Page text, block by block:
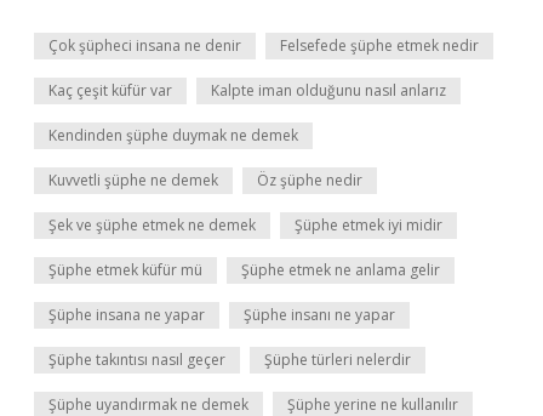
Çok şüpheci insana ne denir Felsefede şüphe etmek nedir
Kaç çeşit küfür var Kalpte iman olduğunu nasıl anlarız
Kendinden şüphe duymak ne demek
Kuvvetli şüphe ne demek Öz şüphe nedir
Şek ve şüphe etmek ne demek Şüphe etmek iyi midir
Şüphe etmek küfür mü Şüphe etmek ne anlama gelir
Şüphe insana ne yapar Şüphe insanı ne yapar
Şüphe takıntısı nasıl geçer Şüphe türleri nelerdir
Şüphe uyandırmak ne demek Şüphe yerine ne kullanılır